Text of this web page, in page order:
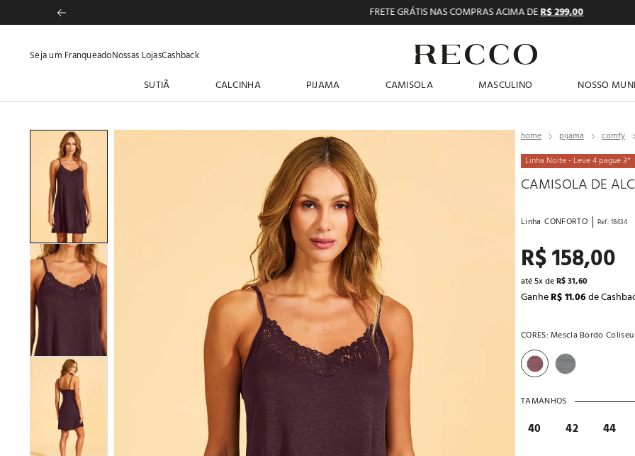
FRETE GRÁTIS NAS COMPRAS ACIMA DER$ 299,00
Seja um FranqueadoNossas LojasCashback
SUTIÃ CALCINHA PIJAMA CAMISOLA MASCULINO NOSSO
pijama comfy
Linha Noite - Leve 4 pague 3*
CAMISOLA DE
Linha CONFORTO Ref.:18434
R$158,00
até5x deR$31,60
GanheR$ 11.06de
CORES: Mescla Bordo Coliseu
TAMANHOS
40 42 44
1º pijama feminino
2º shortdoll
4º
5º
6º
7º
8º
9º pijama masculino
10º noivas